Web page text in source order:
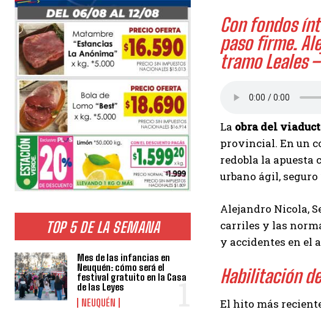
TOP 5 DE LA SEMANA
Mes de las infancias en
Neuquén: cómo será el
festival gratuito en la Casa
de las Leyes
NEUQUÉN
Con fondos
paso firme.
tramo Leales
La obra del
provincial. En un
redobla la
urbano ágil,
Alejandro Nicola,
carriles y las
y accidentes en el
Habilitación
El hito más